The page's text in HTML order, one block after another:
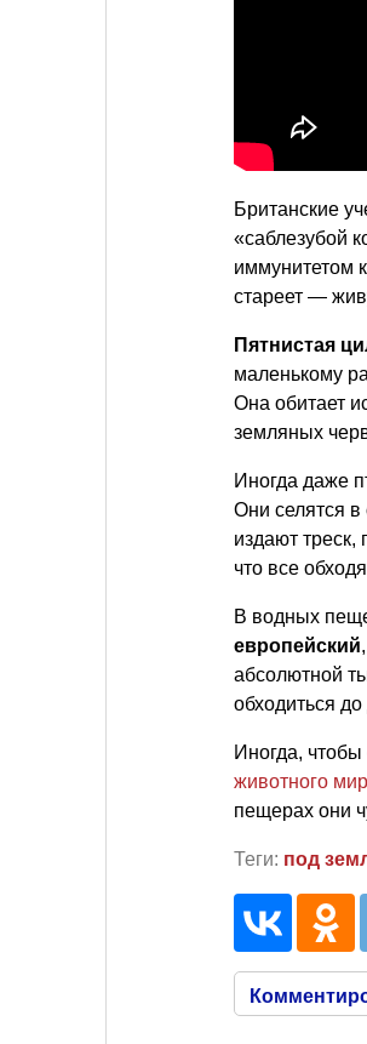
Британские
«саблезубой
иммунитетом
стареет —
Пятнистая
маленькому
Она обитает
земляных
Иногда даже
Они селятся
издают
что все
В водных
европейский
абсолютной
обходиться до
Иногда, чтобы
животного
пещерах они
Теги: под